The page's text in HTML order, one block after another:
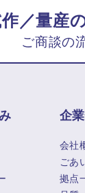
／量産
ご商談の
企
会社
ごあ
拠点